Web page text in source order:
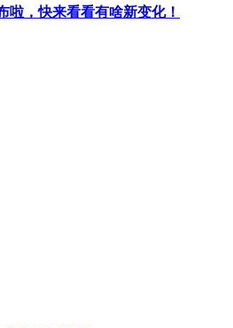
啦，快来看看有啥新变化！